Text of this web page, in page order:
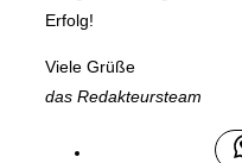
Erfolg!
Viele Grüße
das Redakteursteam